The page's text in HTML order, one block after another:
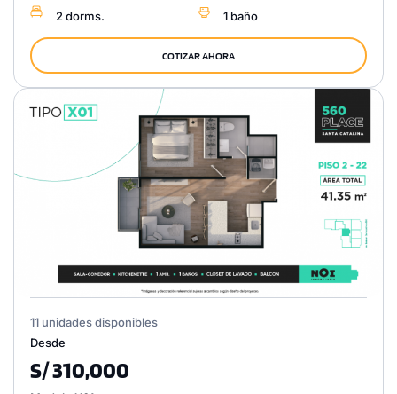
2 dorms. 1 baño
COTIZAR AHORA
11 unidades disponibles
Desde
S/ 310,000